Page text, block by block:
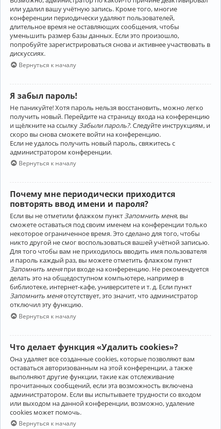
или удалил вашу учётную запись. Кроме того, многие
конференции периодически удаляют пользователей,
длительное время не оставляющих сообщения, чтобы
уменьшить размер базы данных. Если это произошло,
попробуйте зарегистрироваться снова и активнее участвовать в
дискуссиях.
Вернуться к началу
Я забыл пароль!
Не паникуйте! Хотя пароль нельзя восстановить, можно легко
получить новый. Перейдите на страницу входа на конференцию
и щёлкните на ссылку Забыли пароль?. Следуйте инструкциям, и
скоро вы снова сможете войти на конференцию.
Если не удалось получить новый пароль, свяжитесь с
администратором конференции.
Вернуться к началу
Почему мне периодически приходится
повторять ввод имени и пароля?
Если вы не отметили флажком пунктЗапомнить меня, вы
сможете оставаться под своим именем на конференции только
некоторое ограниченное время. Это сделано для того, чтобы
никто другой не смог воспользоваться вашей учётной записью.
Для того чтобы вам не приходилось вводить имя пользователя
и пароль каждый раз, вы можете отметить флажком пункт
Запомнить меняпри входе на конференцию. Не рекомендуется
делать это на общедоступном компьютере, например в
библиотеке, интернет-кафе, университете и т. д. Если пункт
Запомнить меняотсутствует, это значит, что администратор
отключил эту функцию.
Вернуться к началу
Что делает функция «Удалить cookies»?
Она удаляет все созданные cookies, которые позволяют вам
оставаться авторизованным на этой конференции, а также
выполняют другие функции, такие как отслеживание
прочитанных сообщений, если эта возможность включена
администратором. Если вы испытываете трудности со входом
или выходом на данной конференции, возможно, удаление
cookies может помочь.
Вернуться к началу